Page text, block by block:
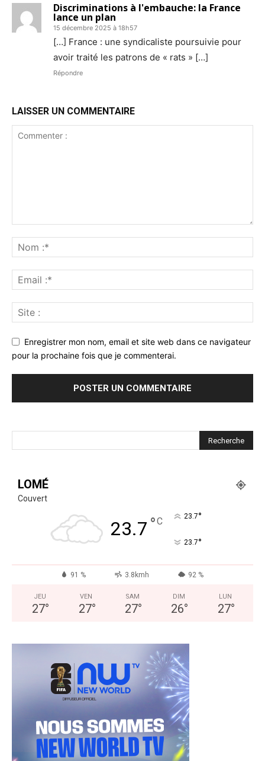
Discriminations à l'embauche: la France
lance un plan
15 décembre 2025 à 18h57
[…] France : une syndicaliste poursuivie pour
avoir traité les patrons de « rats » […]
Répondre
LAISSER UN COMMENTAIRE
Enregistrer mon nom, email et site web dans ce navigateur
pour la prochaine fois que je commenterai.
LOMÉ
Couvert
23.7 °C 23.7°
23.7°
91 % 3.8kmh 92 %
JEU
27°
VEN
27°
SAM
27°
DIM
26°
LUN
27°